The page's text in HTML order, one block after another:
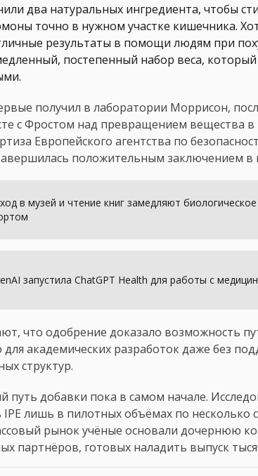
два натуральных ингредиента, чтобы
точно в нужном участке кишечника.
результаты в помощи людям при
постепенный набор веса, который
получил в лаборатории Моррисон,
с Фростом над превращением вещества
Европейского агентства по
положительным заключением в
в музей и чтение книг замедляют
запустила ChatGPT Health для работы с
что одобрение доказало возможность
академических разработок даже без
структур.
путь добавки пока в самом начале.
лишь в пилотных объёмах по несколько
рынок учёные основали дочернюю
партнёров, готовых наладить выпуск